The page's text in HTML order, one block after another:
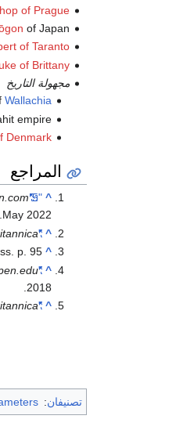
of Prague
of Japan (و.
of Taranto
of Brittany
مجهولة التاريخ
Wallachia
empire
Denmark
المراجع
^
"5 forgotten queens and princesses of Scotland"
May 2022
.
^
"Charles V | king of France"
^
p. 95.
^
"World-Changing Women: Christine de Pizan"
2018
^
"John II | king of France"
تصنيفان: